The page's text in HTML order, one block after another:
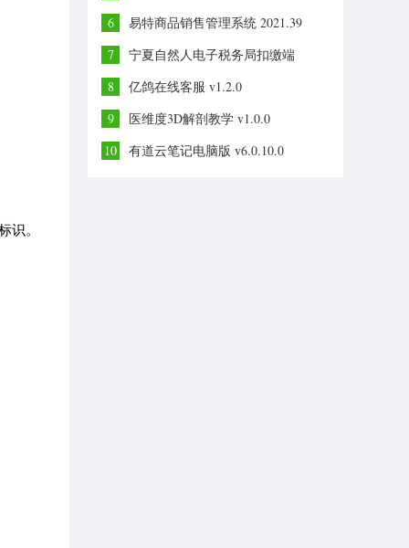
。
6
易特商品销售管理系统 2021.39
7
宁夏自然人电子税务局扣缴端
8
亿鸽在线客服 v1.2.0
9
医维度3D解剖教学 v1.0.0
10
有道云笔记电脑版 v6.0.10.0